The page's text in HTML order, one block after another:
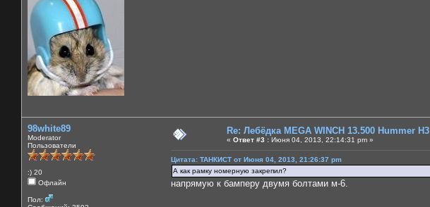
98white89
Moderator
Пользователи
:) 20
Офлайн
Пол:
Re: Лебёдка MEGA WINCH 13.500 Hummer H3
« Ответ #3 : Июня 04, 2013, 22:14:31 pm »
Цитата: ТАНКИСТ от Июня 04, 2013, 21:26:37 pm
А как рамку номерную закрепил?
напрямую к бамперу двумя болтами м-6.